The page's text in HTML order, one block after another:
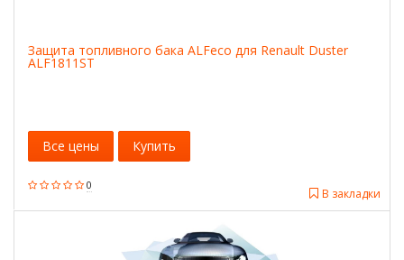
Защита топливного бака ALFeco для Renault Duster
ALF1811ST
0
В закладки
Все цены Купить